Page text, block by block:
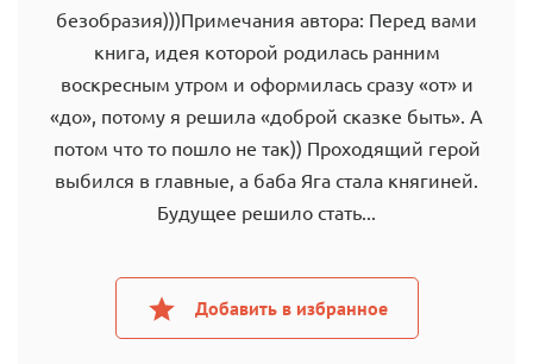
безобразия)))Примечания автора: Перед вами
книга, идея которой родилась ранним
воскресным утром и оформилась сразу «от» и
«до», потому я решила «доброй сказке быть». А
потом что то пошло не так)) Проходящий герой
выбился в главные, а баба Яга стала княгиней.
Будущее решило стать...
Добавить в избранное